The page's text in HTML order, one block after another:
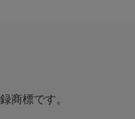
商標です。